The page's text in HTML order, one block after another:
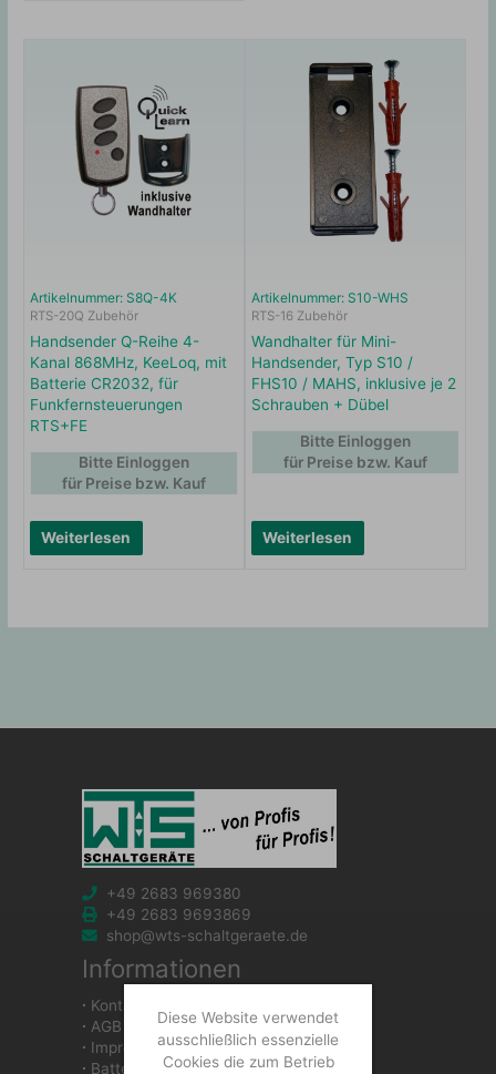
Artikelnummer: S8Q-4K
RTS-20Q Zubehör
Handsender Q-Reihe 4-
Kanal 868MHz, KeeLoq, mit
Batterie CR2032, für
Funkfernsteuerungen
RTS+FE
Weiterlesen
Bitte Einloggen
für Preise bzw. Kauf
Artikelnummer: S10-WHS
RTS-16 Zubehör
Wandhalter für Mini-
Handsender, Typ S10 /
FHS10 / MAHS, inklusive je 2
Schrauben + Dübel
Weiterlesen
Bitte Einloggen
für Preise bzw. Kauf
+49 2683 969380
+49 2683 9693869
shop@wts-schaltgeraete.de
Informationen
∙ Kontakt
∙ AGB
∙ Impressum
∙ Batteriegesetzhinweise
Diese Website verwendet
ausschließlich essenzielle
Cookies die zum Betrieb